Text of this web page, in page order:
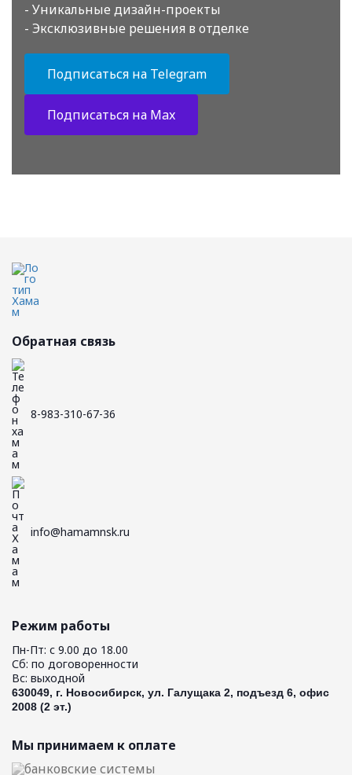
- Уникальные дизайн-проекты
- Эксклюзивные решения в отделке
Подписаться на Telegram
Подписаться на Max
Обратная связь
8-983-310-67-36
info@hamamnsk.ru
Режим работы
Пн-Пт: с 9.00 до 18.00
Сб: по договоренности
Вс: выходной
630049, г. Новосибирск, ул. Галущака 2, подъезд 6, офис
2008 (2 эт.)
Мы принимаем к оплате